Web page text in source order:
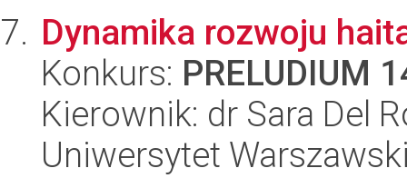
Dynamika rozwoju
Konkurs: PRELUDIUM
Kierownik: dr Sara Del
Uniwersytet